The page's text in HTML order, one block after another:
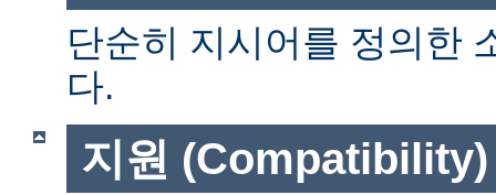
단순히 지시어를 정의한
다.
지원 (Compatibility)